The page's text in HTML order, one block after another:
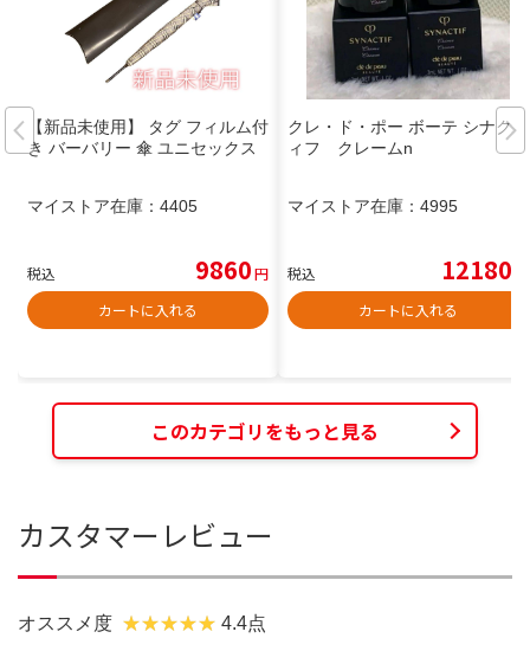
【新品未使用】 タグ フィルム付
き バーバリー 傘 ユニセックス
マイストア在庫： 4405
税込 9860円
カートに入れる
クレ・ド・ポー ボーテ シナクテ
ィフ クレームn
マイストア在庫： 4995
税込 12180
カートに入れる
このカテゴリをもっと見る
カスタマーレビュー
オススメ度 4.4点